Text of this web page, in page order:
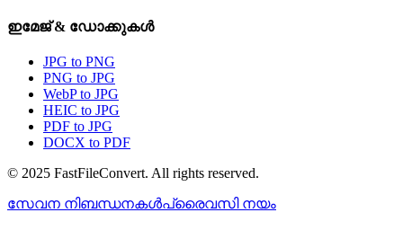
ഇമേജ് & ഡോക്കുകൾ
JPG to PNG
PNG to JPG
WebP to JPG
HEIC to JPG
PDF to JPG
DOCX to PDF
© 2025 FastFileConvert. All rights reserved.
സേവന നിബന്ധനകൾപ്രൈവസി നയം